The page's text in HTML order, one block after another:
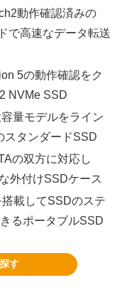
動作確認済みの
で高速なデータ転送
5の動作確認をク
NVMe SSD
量モデルをライン
スタンダードSSD
の双方に対応し
外付けSSDケース
載してSSDのステ
るポータブルSSD
す